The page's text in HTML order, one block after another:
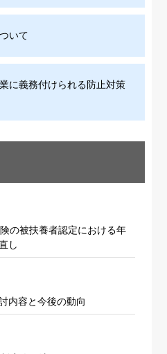
いて
に義務付けられる防止対策
の被扶養者認定における年
し
内容と今後の動向